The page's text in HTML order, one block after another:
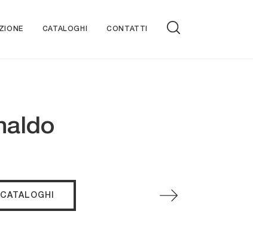
CATALOGHI CONTATTI